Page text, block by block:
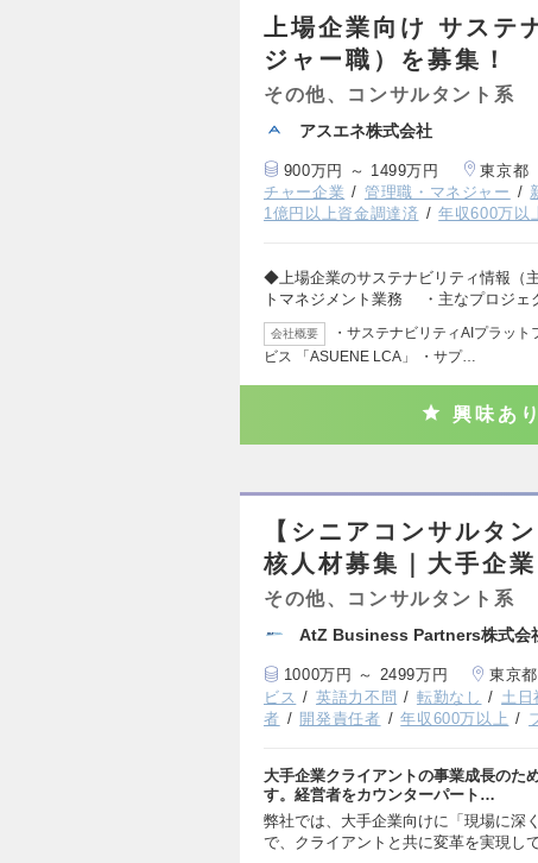
上場企業向け サステ
ジャー職）を募集！
その他、コンサルタント系
アスエネ株式会社
900万円 ～ 1499万円 東京都
チャー企業
管理職・マネジャー
1億円以上資金調達済
年収600万以
◆上場企業のサステナビリティ情報（
トマネジメント業務 ・主なプロジェ
会社概要
・サステナビリティAIプラッ
ビス 「ASUENE LCA」 ・サプ…
興味あり
【シニアコンサルタ
核人材募集｜大手企
その他、コンサルタント系
AtZ Business Partners株式会
1000万円 ～ 2499万円 東京都
ビス
英語力不問 転勤なし 土日
者
開発責任者 年収600万以上
大手企業クライアントの事業成長のた
す。経営者をカウンターパート…
弊社では、大手企業向けに「現場に深
で、クライアントと共に変革を実現し